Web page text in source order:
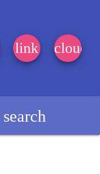
link cloud
search